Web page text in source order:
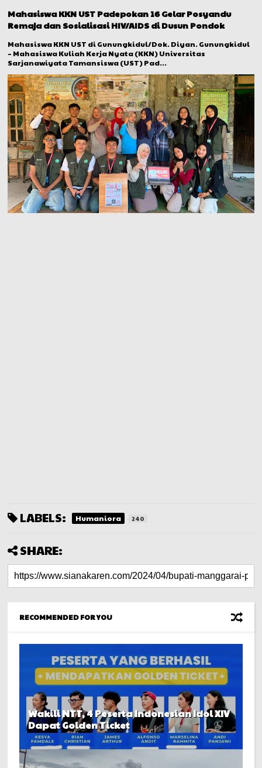
Mahasiswa KKN UST Padepokan 16 Gelar Posyandu
Remaja dan Sosialisasi HIV/AIDS di Dusun Pondok
Mahasiswa KKN UST di Gunungkidul/Dok. Diyan. Gunungkidul
– Mahasiswa Kuliah Kerja Nyata (KKN) Universitas
Sarjanawiyata Tamansiswa (UST) Pad...
LABELS: Humaniora 240
SHARE:
RECOMMENDED FOR YOU
Wakili NTT, 4 Peserta Indonesian Idol XIV
Dapat Golden Ticket